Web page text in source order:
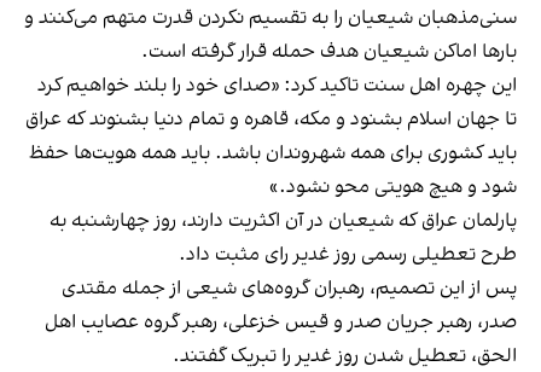
سنی‌مذهبان شیعیان را به تقسیم نکردن قدرت متهم می‌کنند و
بارها اماکن شیعیان هدف حمله قرار گرفته است.
این چهره اهل سنت تاکید کرد: «صدای خود را بلند خواهیم کرد
تا جهان اسلام بشنود و مکه، قاهره و تمام دنیا بشنوند که عراق
باید کشوری برای همه شهروندان باشد. باید همه هویت‌ها حفظ
شود و هیچ هویتی محو نشود.»
پارلمان عراق که شیعیان در آن اکثریت دارند، روز چهارشنبه به
طرح تعطیلی رسمی روز غدیر رای مثبت داد.
پس از این تصمیم، رهبران گروه‌های شیعی از جمله مقتدی
صدر، رهبر جریان صدر وقیس خزعلی، رهبر گروه عصایب اهل
الحق، تعطیل شدن روز غدیر را تبریک گفتند.